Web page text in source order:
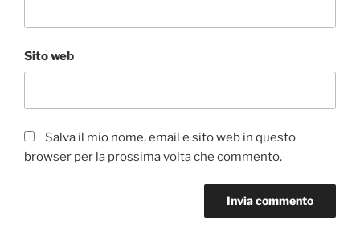
Sito web
Salva il mio nome, email e sito web in questo
browser per la prossima volta che commento.